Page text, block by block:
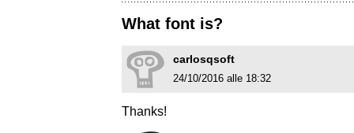
What font is?
carlosqsoft
24/10/2016 alle 18:32
Thanks!